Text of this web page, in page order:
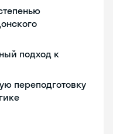
подход к
переподготовку